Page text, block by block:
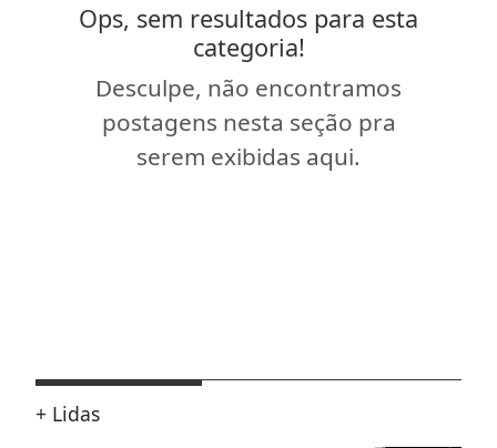
Ops, sem resultados para esta
categoria!
Desculpe, não encontramos
postagens nesta seção pra
serem exibidas aqui.
+ Lidas